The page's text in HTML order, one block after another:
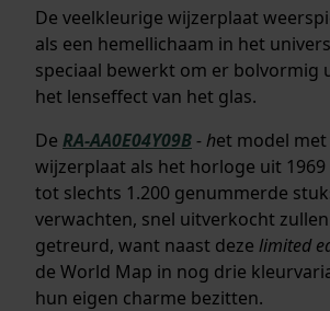
De veelkleurige wijzerplaat
als een hemellichaam in het
speciaal bewerkt om er bolvormig
het lenseffect van het glas.
De RA-AA0E04Y09B- het model
wijzerplaat als het horloge uit
tot slechts 1.200 genummerde
verwachten, snel uitverkocht
getreurd, want naast deze limited
de World Map in nog drie
hun eigen charme bezitten.